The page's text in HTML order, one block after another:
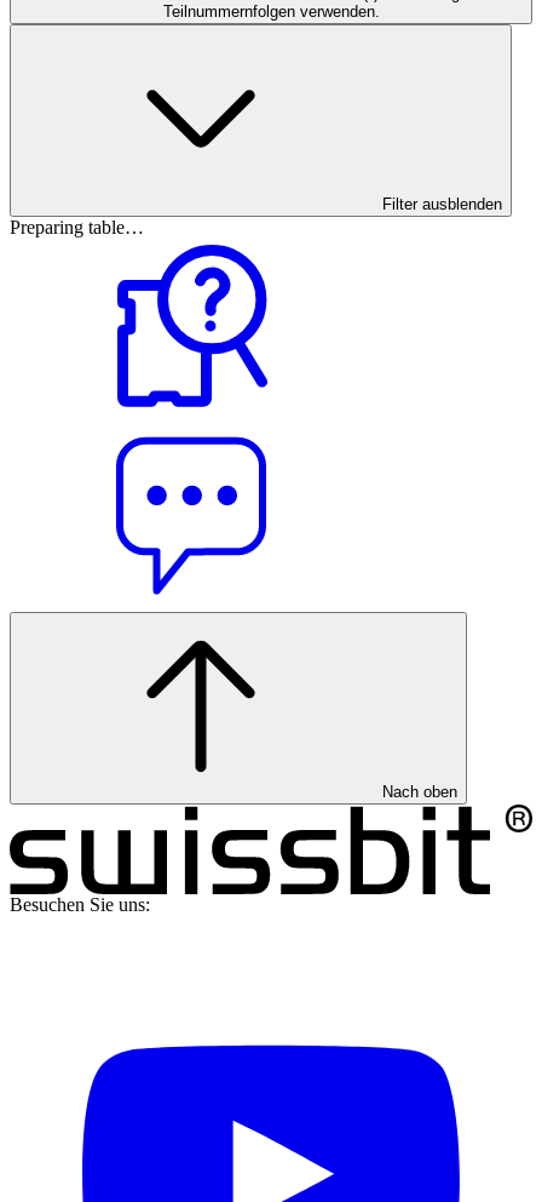
Teilnummernfolgen verwenden.
Filter ausblenden
Preparing table…
Nach oben
Besuchen Sie uns: